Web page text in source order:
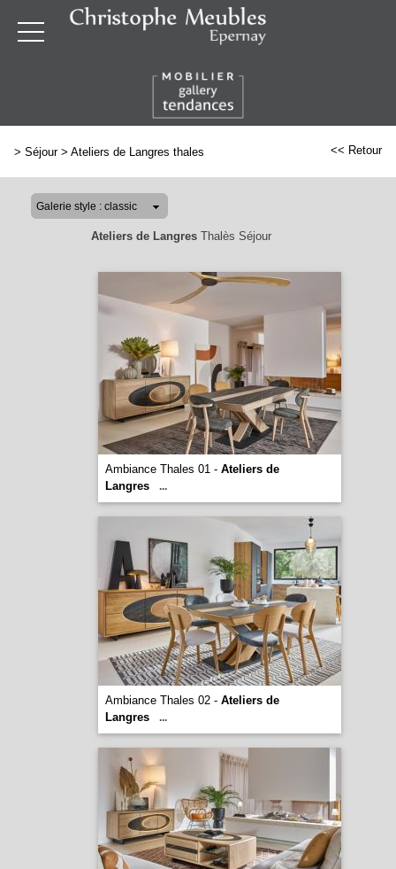
> Séjour> Ateliers de Langres thales << Retour
Ateliers de LangresThalès Séjour
Ambiance Thales 01 - Ateliers de
Langres
...
Ambiance Thales 02 - Ateliers de
Langres
...